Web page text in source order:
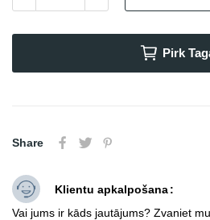
Pirk
Share
Klientu apkalpošana
Vai jums ir kāds jautājums? Zvaniet